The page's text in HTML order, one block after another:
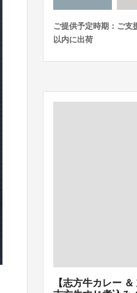
ご提供予定時期：ご支
以内に出荷
【志方牛カレー